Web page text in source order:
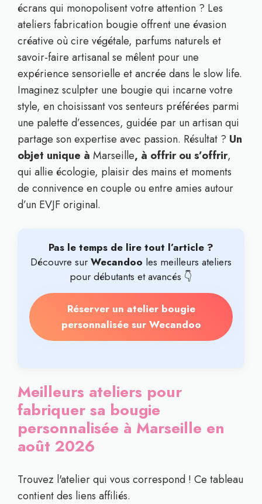
écrans qui monopolisent votre attention ? Les
ateliers fabrication bougie offrent une évasion
créative où cire végétale, parfums naturels et
savoir-faire artisanal se mêlent pour une
expérience sensorielle et ancrée dans le slow life.
Imaginez sculpter une bougie qui incarne votre
style, en choisissant vos senteurs préférées parmi
une palette d’essences, guidée par un artisan qui
partage son expertise avec passion. Résultat ? Un
objet unique à Marseille, à offrir ou s’offrir,
qui allie écologie, plaisir des mains et moments
de connivence en couple ou entre amies autour
d’un EVJF original.
Pas le temps de lire tout l’article ?
Découvre sur Wecandoo les meilleurs ateliers
pour débutants et avancés 👇
Réserver un atelier bougie
personnalisée sur Wecandoo
Meilleurs ateliers pour
fabriquer sa bougie
personnalisée à Marseille en
août 2026
Trouvez l'atelier qui vous correspond ! Ce tableau
contient des liens affiliés.